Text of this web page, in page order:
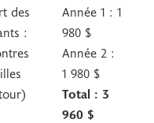
des
:
Année 1 : 1
980 $
Année 2 :
1 980 $
Total : 3
960 $